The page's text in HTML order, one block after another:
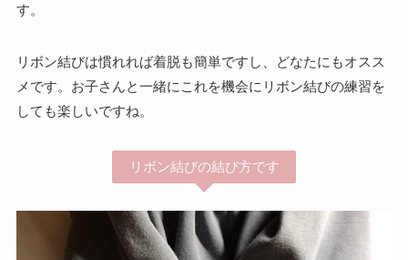
す。
リボン結びは慣れれば着脱も簡単ですし、どなたにもオスス
メです。お子さんと一緒にこれを機会にリボン結びの練習を
しても楽しいですね。
リボン結びの結び方です